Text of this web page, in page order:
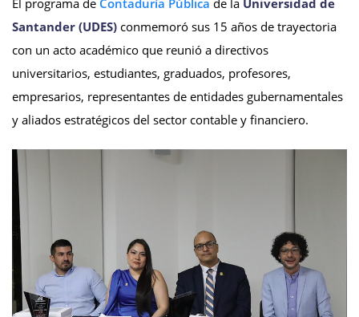
El programa de Contaduría Pública de la Universidad de
Santander (UDES) conmemoró sus 15 años de trayectoria
con un acto académico que reunió a directivos
universitarios, estudiantes, graduados, profesores,
empresarios, representantes de entidades gubernamentales
y aliados estratégicos del sector contable y financiero.